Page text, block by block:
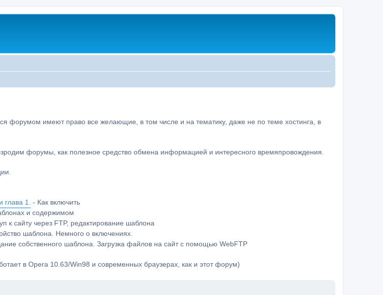
форумом имеют право все желающие, в том числе и на тематику, даже не по теме хостинга, в
форумы, как полезное средство обмена информацией и интересного времяпровождения.
1.
- Как включить
и содержимом
к сайту через FTP, редактирование шаблона
шаблона. Немного о включениях.
собственного шаблона. Загрузка файлов на сайт с помощью WebFTP
в Opera 10.63/Win98 и современных браузерах, как и этот форум)